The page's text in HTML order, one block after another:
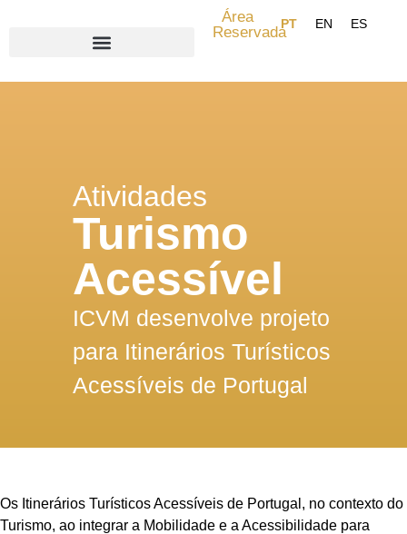
Área
Reservada
Atividades
Turismo
Acessível
ICVM desenvolve projeto
para Itinerários Turísticos
Acessíveis de Portugal
Os Itinerários Turísticos Acessíveis de Portugal, no contexto do
Turismo, ao integrar a Mobilidade e a Acessibilidade para